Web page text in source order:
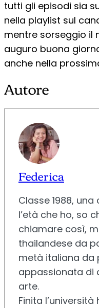
tutti gli episodi sia
nella playlist sul
mentre sorseggio il
auguro buona
anche nella
Autore
Federica
Classe 1988,
l’età che ho, so
chiamare così,
thailandese da
metà italiana da
appassionata di
arte.
Finita